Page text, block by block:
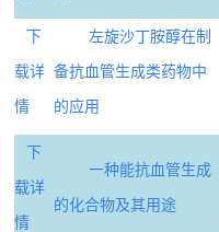
下
载详
情
左旋沙丁胺醇在制
备抗血管生成类药物中
的应用
下
载详
情
一种能抗血管生成
的化合物及其用途